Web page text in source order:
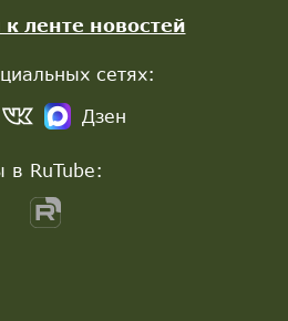
к ленте новостей
сетях:
Дзен
в RuTube: